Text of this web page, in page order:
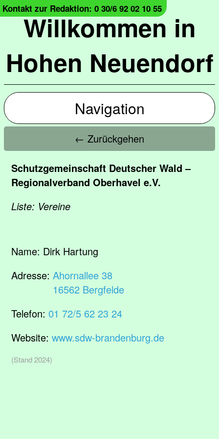
Willkommen in
Hohen Neuendorf
Kontakt zur Redaktion: 0 30/6 92 02 10 55
Navigation
← Zurückgehen
Schutzgemeinschaft Deutscher Wald –
Regionalverband Oberhavel e.V.
Liste: Vereine
Name: Dirk Hartung
Adresse: Ahornallee 38
16562 Bergfelde
Telefon: 01 72/5 62 23 24
Website: www.sdw-brandenburg.de
(Stand 2024)